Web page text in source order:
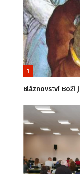
1
Bláznovství Boží